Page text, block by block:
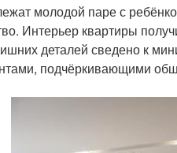
молодой паре с
Интерьер квартиры
деталей сведено к
подчёркивающими